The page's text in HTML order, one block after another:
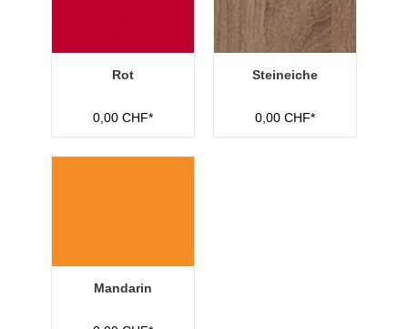
Rot
0,00 CHF*
Steineiche
0,00 CHF*
Mandarin